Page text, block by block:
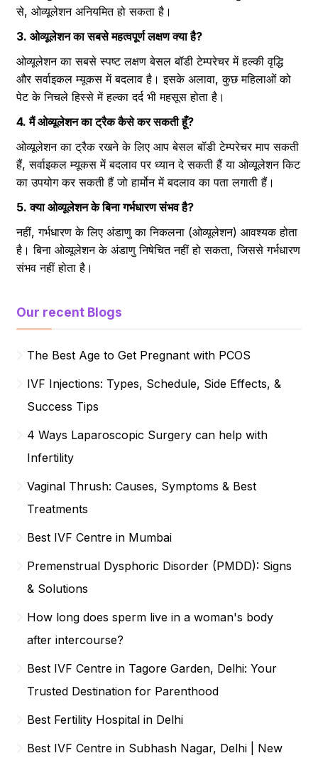
से, ओव्यूलेशन अनियमित हो सकता है।
3. ओव्यूलेशन का सबसे महत्वपूर्ण लक्षण क्या है?
ओव्यूलेशन का सबसे स्पष्ट लक्षण बेसल बॉडी टेम्परेचर में हल्की वृद्धि
और सर्वाइकल म्यूकस में बदलाव है। इसके अलावा, कुछ महिलाओं को
पेट के निचले हिस्से में हल्का दर्द भी महसूस होता है।
4. मैं ओव्यूलेशन का ट्रैक कैसे कर सकती हूँ?
ओव्यूलेशन का ट्रैक रखने के लिए आप बेसल बॉडी टेम्परेचर माप सकती
हैं, सर्वाइकल म्यूकस में बदलाव पर ध्यान दे सकती हैं या ओव्यूलेशन किट
का उपयोग कर सकती हैं जो हार्मोन में बदलाव का पता लगाती हैं।
5. क्या ओव्यूलेशन के बिना गर्भधारण संभव है?
नहीं, गर्भधारण के लिए अंडाणु का निकलना (ओव्यूलेशन) आवश्यक होता
है। बिना ओव्यूलेशन के अंडाणु निषेचित नहीं हो सकता, जिससे गर्भधारण
संभव नहीं होता है।
Our recent Blogs
The Best Age to Get Pregnant with PCOS
IVF Injections: Types, Schedule, Side Effects, &
Success Tips
4 Ways Laparoscopic Surgery can help with
Infertility
Vaginal Thrush: Causes, Symptoms & Best
Treatments
Best IVF Centre in Mumbai
Premenstrual Dysphoric Disorder (PMDD): Signs
& Solutions
How long does sperm live in a woman's body
after intercourse?
Best IVF Centre in Tagore Garden, Delhi: Your
Trusted Destination for Parenthood
Best Fertility Hospital in Delhi
Best IVF Centre in Subhash Nagar, Delhi | New